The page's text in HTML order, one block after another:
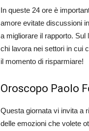
In queste 24 ore è
amore evitate discussioni
a migliorare il rapporto.
chi lavora nei settori in cui
il momento di risparmiare!
Oroscopo Paolo
Questa giornata vi invita a
delle emozioni che volete